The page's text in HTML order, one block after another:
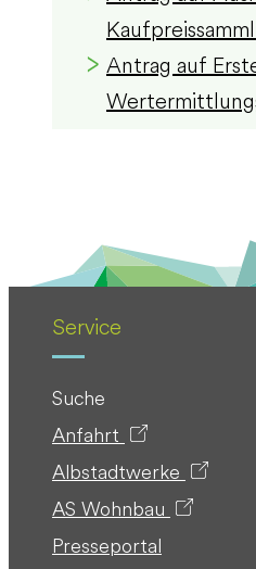
Antrag auf
Service
Suche
Anfahrt
Albstadtwerke
AS Wohnbau
Presseportal